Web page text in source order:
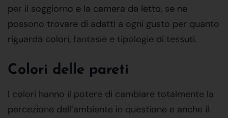
per il soggiorno e la camera da letto, se ne
possono trovare di adatti a ogni gusto per quanto
riguarda colori, fantasie e tipologie di tessuti.
Colori delle pareti
I colori hanno il potere di cambiare totalmente la
percezione dell’ambiente in questione e anche il